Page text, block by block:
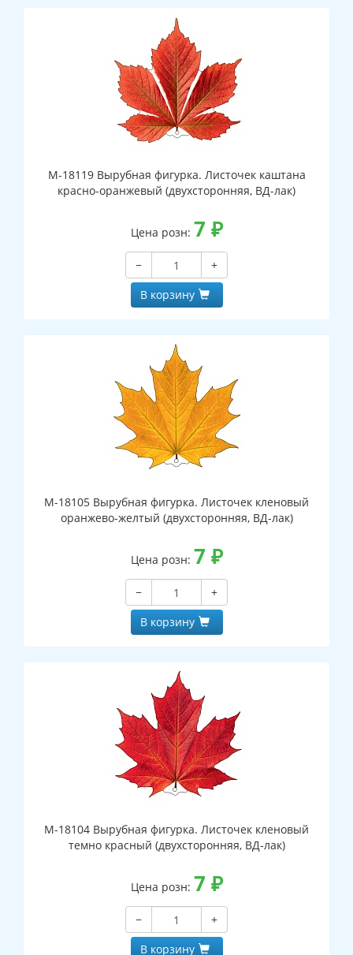
М-18119 Вырубная фигурка. Листочек каштана
красно-оранжевый (двухсторонняя, ВД-лак)
Цена розн: 7 ₽
−
+
В корзину
М-18105 Вырубная фигурка. Листочек кленовый
оранжево-желтый (двухсторонняя, ВД-лак)
Цена розн: 7 ₽
−
+
В корзину
М-18104 Вырубная фигурка. Листочек кленовый
темно красный (двухсторонняя, ВД-лак)
Цена розн: 7 ₽
−
+
В корзину